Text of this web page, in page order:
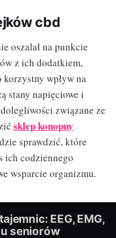
cbd
oszalał na punkcie
z ich dodatkiem,
wpływ na
stany napięciowe i
związane ze
sklep konopny
sprawdzić, które
ich codziennego
wsparcie organizmu.
EEG, EMG,
seniorów